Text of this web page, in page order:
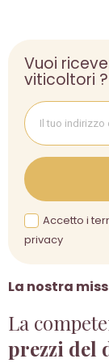
La nostra
La
prezzi del
Vuoi
viticoltori ?
Accetto i
privacy